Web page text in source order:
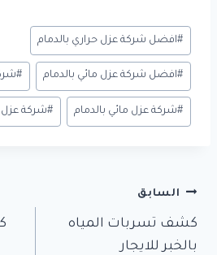
e
b
o
ok
tt
er
er
es
t
e
dI
n
d
di
وسوم
المقال:
#افضل شركة عزل حراري بالدمام
#افضل شركة عزل مائي بالدمام #
#شركة عزل مائي بالدمام #شركة عزل
تصفّح
المقالات
السابق
كشف تسربات المياه
بالخبر للايجار